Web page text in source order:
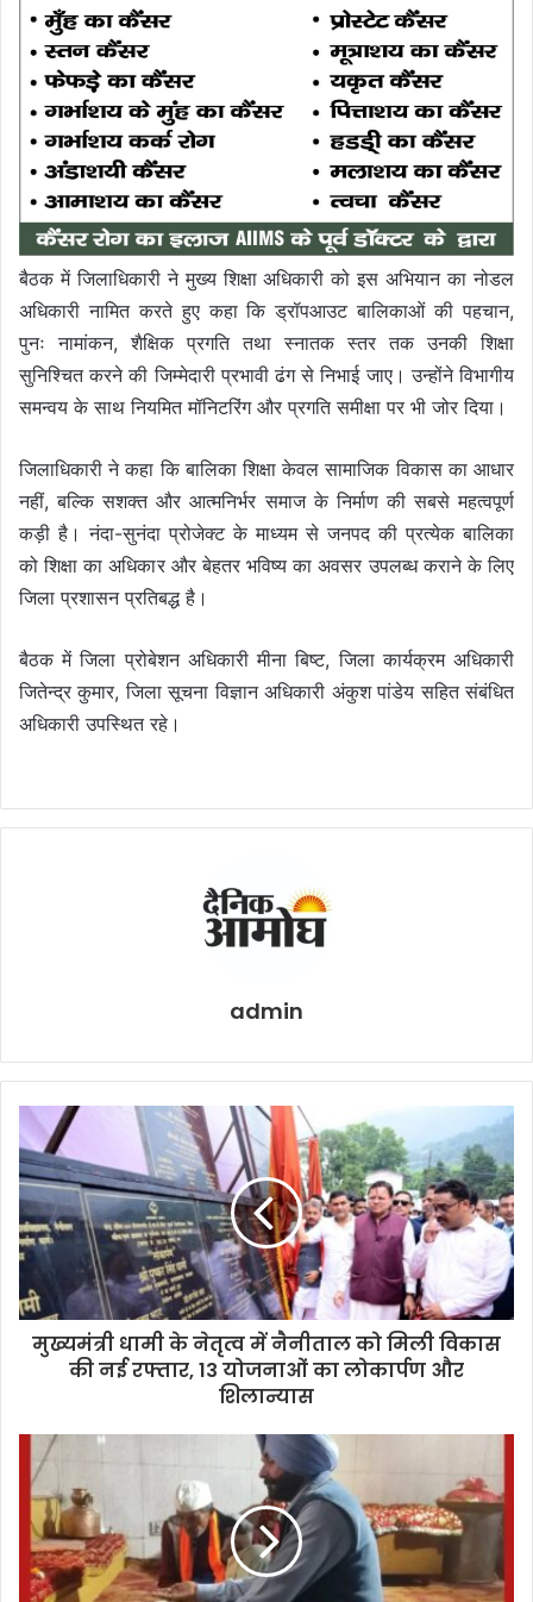
बैठक में जिलाधिकारी ने मुख्य शिक्षा अधिकारी को इस अभियान का नोडल
अधिकारी नामित करते हुए कहा कि ड्रॉपआउट बालिकाओं की पहचान,
पुनः नामांकन, शैक्षिक प्रगति तथा स्नातक स्तर तक उनकी शिक्षा
सुनिश्चित करने की जिम्मेदारी प्रभावी ढंग से निभाई जाए। उन्होंने विभागीय
समन्वय के साथ नियमित मॉनिटरिंग और प्रगति समीक्षा पर भी जोर दिया।
जिलाधिकारी ने कहा कि बालिका शिक्षा केवल सामाजिक विकास का आधार
नहीं, बल्कि सशक्त और आत्मनिर्भर समाज के निर्माण की सबसे महत्वपूर्ण
कड़ी है। नंदा-सुनंदा प्रोजेक्ट के माध्यम से जनपद की प्रत्येक बालिका
को शिक्षा का अधिकार और बेहतर भविष्य का अवसर उपलब्ध कराने के लिए
जिला प्रशासन प्रतिबद्ध है।
बैठक में जिला प्रोबेशन अधिकारी मीना बिष्ट, जिला कार्यक्रम अधिकारी
जितेन्द्र कुमार, जिला सूचना विज्ञान अधिकारी अंकुश पांडेय सहित संबंधित
अधिकारी उपस्थित रहे।
admin
मुख्यमंत्री धामी के नेतृत्व में नैनीताल को मिली विकास
की नई रफ्तार, 13 योजनाओं का लोकार्पण और
शिलान्यास